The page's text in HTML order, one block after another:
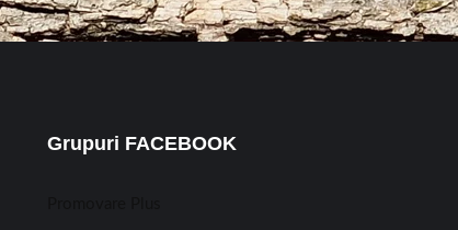
Grupuri FACEBOOK